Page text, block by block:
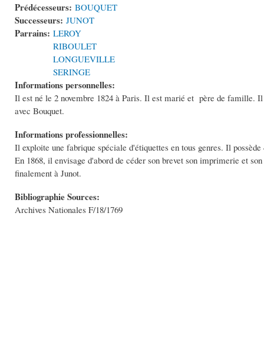
Prédécesseurs: BOUQUET
Successeurs: JUNOT
Parrains: LEROY
RIBOULET
LONGUEVILLE
SERINGE
Informations personnelles:
Il est né le 2 novembre 1824 à Paris. Il est marié et père de famille.
avec Bouquet.
Informations professionnelles:
Il exploite une fabrique spéciale d'étiquettes en tous genres. Il
En 1868, il envisage d'abord de céder son brevet son imprimerie et
finalement à Junot.
Bibliographie Sources:
Archives Nationales F/18/1769